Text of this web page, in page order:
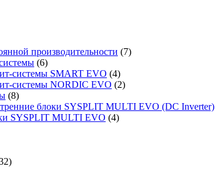
производительности (7)
(6)
системы SMART EVO (4)
системы NORDIC EVO (2)
(8)
блоки SYSPLIT MULTI EVO (DC Inverter)
SYSPLIT MULTI EVO (4)